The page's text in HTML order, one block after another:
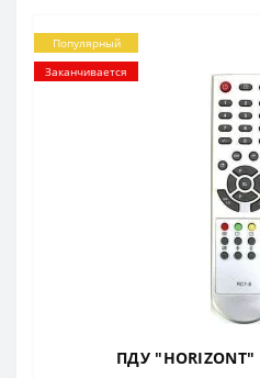
Популярный
Заканчивается
ПДУ "HORIZONT"